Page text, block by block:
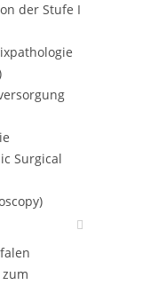
der Stufe I
Surgical